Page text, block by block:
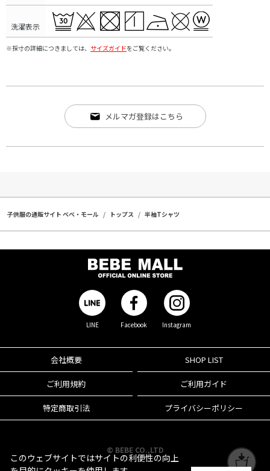
洗濯表示
※採寸の詳細につきましては、 サイズガイドをご覧ください。
メルマガ登録はこちら
子供服の通販サイト ベベ・モール トップス 半袖Tシャツ
LINE Facebook Instagram
会社概要 SHOP LIST
ご利用規約 ご利用ガイド
特定商取引法 プライバシーポリシー
© BEBE CO.,LTD
このウェブサイトではサイトの利便性の向上